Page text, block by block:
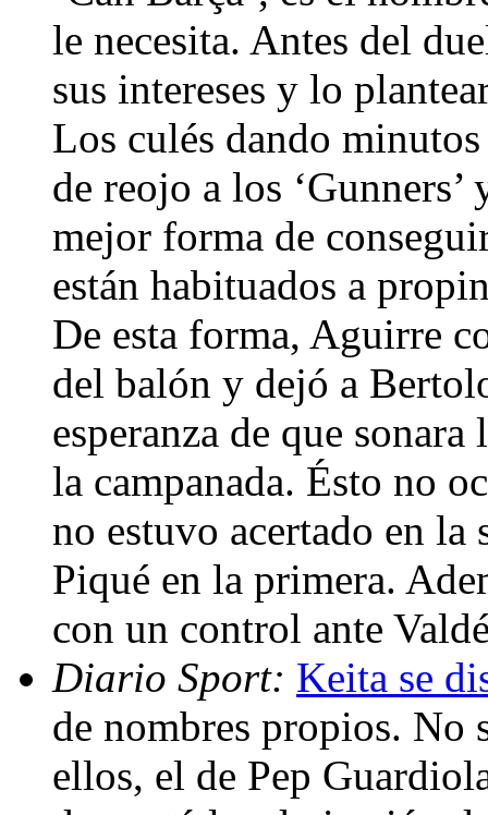
le necesita. Antes del
sus intereses y lo
Los culés dando
de reojo a los
mejor forma de
están habituados a
De esta forma, Aguirre
del balón y dejó a
esperanza de que
la campanada. Ésto no
no estuvo acertado en la
Piqué en la primera.
con un control ante
Diario Sport: Keita se
de nombres propios. No
ellos, el de Pep